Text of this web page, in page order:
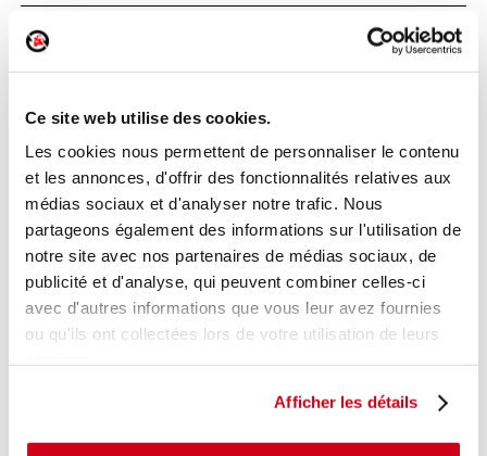
Ce site web utilise des cookies.
Les cookies nous permettent de personnaliser le contenu
et les annonces, d'offrir des fonctionnalités relatives aux
médias sociaux et d'analyser notre trafic. Nous
partageons également des informations sur l'utilisation de
notre site avec nos partenaires de médias sociaux, de
publicité et d'analyse, qui peuvent combiner celles-ci
avec d'autres informations que vous leur avez fournies
ou qu'ils ont collectées lors de votre utilisation de leurs
Afficher les détails
Poignée intérieure porte arrière droite
Réf. constructeur :826720001R
Modèle de provenance
Caractéristiques techniques
En stock 15,00 € TTC
AJOUTER AU PANIER